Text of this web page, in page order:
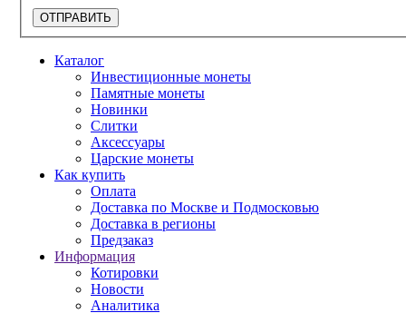
ОТПРАВИТЬ
Каталог
Инвестиционные монеты
Памятные монеты
Новинки
Слитки
Аксессуары
Царские монеты
Как купить
Оплата
Доставка по Москве и Подмосковью
Доставка в регионы
Предзаказ
Информация
Котировки
Новости
Аналитика